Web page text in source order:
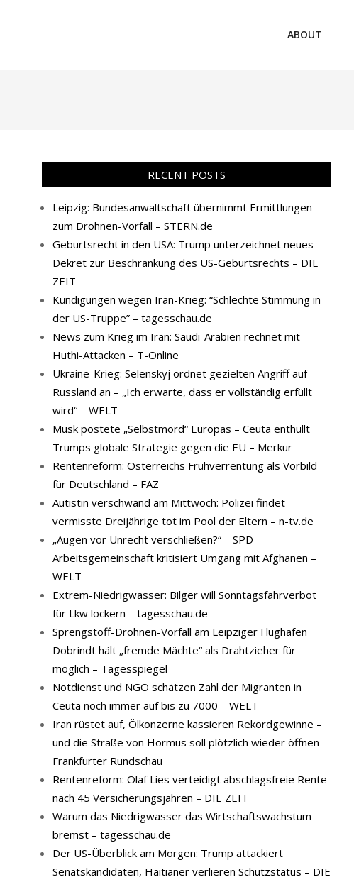
ABOUT
RECENT POSTS
Leipzig: Bundesanwaltschaft übernimmt Ermittlungen
zum Drohnen-Vorfall – STERN.de
Geburtsrecht in den USA: Trump unterzeichnet neues
Dekret zur Beschränkung des US-Geburtsrechts – DIE
ZEIT
Kündigungen wegen Iran-Krieg: “Schlechte Stimmung in
der US-Truppe” – tagesschau.de
News zum Krieg im Iran: Saudi-Arabien rechnet mit
Huthi-Attacken – T-Online
Ukraine-Krieg: Selenskyj ordnet gezielten Angriff auf
Russland an – „Ich erwarte, dass er vollständig erfüllt
wird“ – WELT
Musk postete „Selbstmord“ Europas – Ceuta enthüllt
Trumps globale Strategie gegen die EU – Merkur
Rentenreform: Österreichs Frühverrentung als Vorbild
für Deutschland – FAZ
Autistin verschwand am Mittwoch: Polizei findet
vermisste Dreijährige tot im Pool der Eltern – n-tv.de
„Augen vor Unrecht verschließen?“ – SPD-
Arbeitsgemeinschaft kritisiert Umgang mit Afghanen –
WELT
Extrem-Niedrigwasser: Bilger will Sonntagsfahrverbot
für Lkw lockern – tagesschau.de
Sprengstoff-Drohnen-Vorfall am Leipziger Flughafen
Dobrindt hält „fremde Mächte“ als Drahtzieher für
möglich – Tagesspiegel
Notdienst und NGO schätzen Zahl der Migranten in
Ceuta noch immer auf bis zu 7000 – WELT
Iran rüstet auf, Ölkonzerne kassieren Rekordgewinne –
und die Straße von Hormus soll plötzlich wieder öffnen –
Frankfurter Rundschau
Rentenreform: Olaf Lies verteidigt abschlagsfreie Rente
nach 45 Versicherungsjahren – DIE ZEIT
Warum das Niedrigwasser das Wirtschaftswachstum
bremst – tagesschau.de
Der US-Überblick am Morgen: Trump attackiert
Senatskandidaten, Haitianer verlieren Schutzstatus – DIE